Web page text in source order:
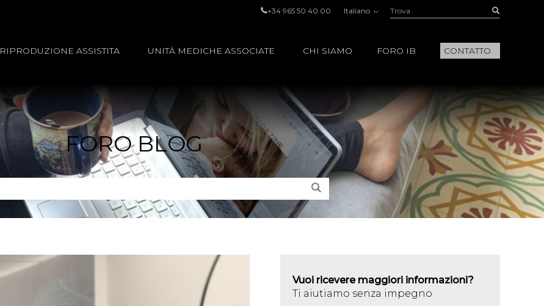
+34 965 50 40 00 Italiano Trova:
RIPRODUZIONE ASSISTITA UNITÀ MEDICHE ASSOCIATE CHI SIAMO FORO IB CONTATTO
FORO BLOG
Trova
Vuoi ricevere maggiori informazioni?
Ti aiutiamo senza impegno